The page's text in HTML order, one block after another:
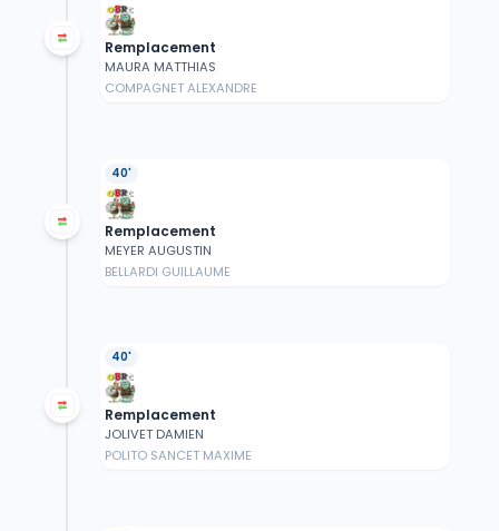
Remplacement
MAURA MATTHIAS
COMPAGNET ALEXANDRE
40'
Remplacement
MEYER AUGUSTIN
BELLARDI GUILLAUME
40'
Remplacement
JOLIVET DAMIEN
POLITO SANCET MAXIME